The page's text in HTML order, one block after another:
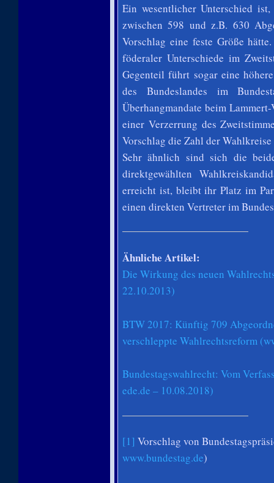
Ein wesentlicher Unterschied
zwischen 598 und z.B. 630
Vorschlag eine feste Größe
föderaler Unterschiede im
Gegenteil führt sogar eine
des Bundeslandes im
Überhangmandate beim
einer Verzerrung des
Vorschlag die Zahl der
Sehr ähnlich sind sich die
direktgewählten
erreicht ist, bleibt ihr Platz im
einen direkten Vertreter im
Ähnliche Artikel:
Die Wirkung des neuen
22.10.2013)
BTW 2017: Künftig 709
verschleppte Wahlrechtsreform
Bundestagswahlrecht: Vom
ede.de – 10.08.2018)
[1] Vorschlag von
www.bundestag.de)